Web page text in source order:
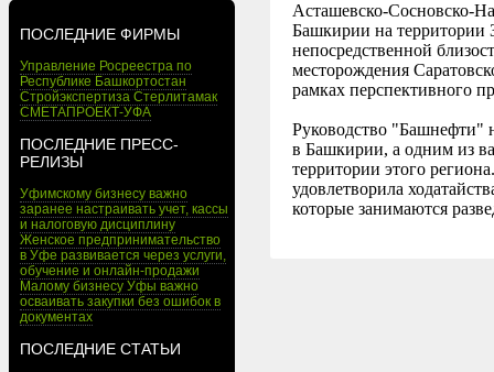
ПОСЛЕДНИЕ ФИРМЫ
Управление Росреестра по
Республике Башкортостан
Стройэкспертиза Стерлитамак
СМЕТАПРОЕКТ-УФА
ПОСЛЕДНИЕ ПРЕСС-
РЕЛИЗЫ
Уфимскому бизнесу важно
заранее настраивать учет, кассы
и налоговую дисциплину
Женское предпринимательство
в Уфе развивается через услуги,
обучение и онлайн-продажи
Малому бизнесу Уфы важно
осваивать закупки без ошибок в
документах
ПОСЛЕДНИЕ СТАТЬИ
Асташевско-Сосновско-
Башкирии на территории
непосредственной
месторождения
рамках перспективного
Руководство "Башнефти"
в Башкирии, а одним из
территории этого
удовлетворила
которые занимаются